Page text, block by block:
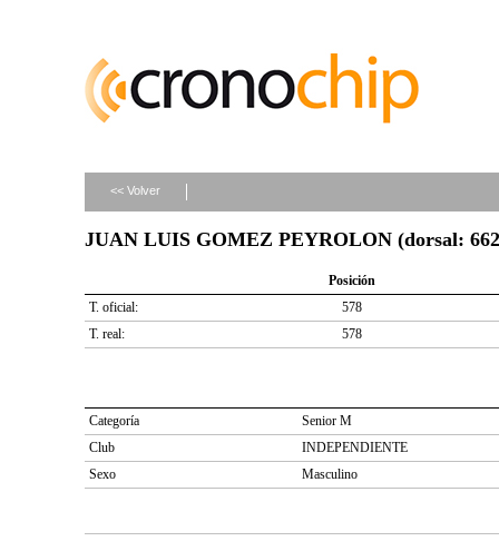
<< Volver
JUAN LUIS GOMEZ PEYROLON (dorsal:
Posición
T. oficial:
578
T. real:
578
Categoría
Senior M
Club
INDEPENDIENTE
Sexo
Masculino